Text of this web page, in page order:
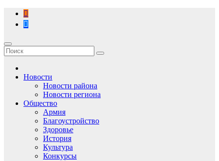
Перейти
содержимому
Новости
Новости района
Новости региона
Общество
Армия
Благоустройство
Здоровье
История
Культура
Конкурсы